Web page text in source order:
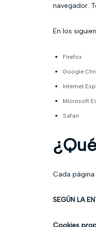
navegador.
En los
Firefox
Google
Internet
Microsoft
Safari
Cada página
SEGÚN LA
Cookies